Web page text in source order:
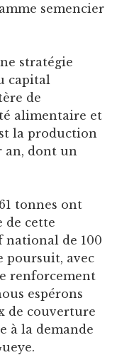
semencier
stratégie
capital
de
alimentaire et
la production
an, dont un
tonnes ont
de cette
national de 100
poursuit, avec
renforcement
espérons
de couverture
à la demande